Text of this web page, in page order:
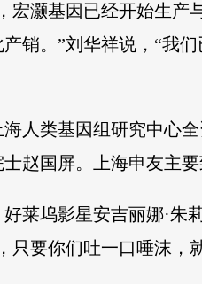
宏灏基因已经开始生产
产销。”刘华祥说，“我
海人类基因组研究中心
赵国屏。上海申友主
莱坞影星安吉丽娜·朱
只要你们吐一口唾沫